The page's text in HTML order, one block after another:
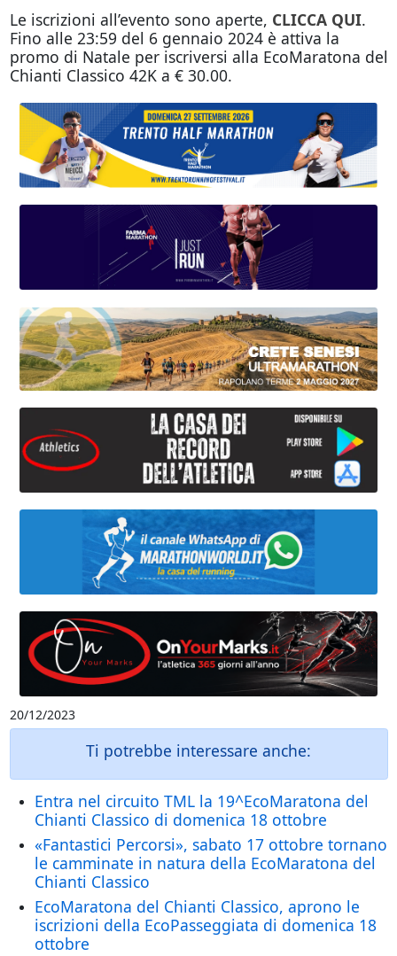
Le iscrizioni all’evento sono aperte, CLICCA QUI.
Fino alle 23:59 del 6 gennaio 2024 è attiva la
promo di Natale per iscriversi alla EcoMaratona del
Chianti Classico 42K a € 30.00.
20/12/2023
Ti potrebbe interessare anche:
Entra nel circuito TML la 19^EcoMaratona del
Chianti Classico di domenica 18 ottobre
«Fantastici Percorsi», sabato 17 ottobre tornano
le camminate in natura della EcoMaratona del
Chianti Classico
EcoMaratona del Chianti Classico, aprono le
iscrizioni della EcoPasseggiata di domenica 18
ottobre